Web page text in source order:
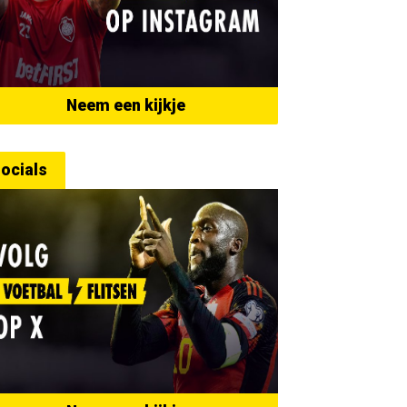
Neem een kijkje